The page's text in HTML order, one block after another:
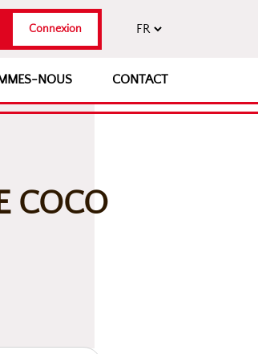
Connexion
NOUS CONTACT
COCO